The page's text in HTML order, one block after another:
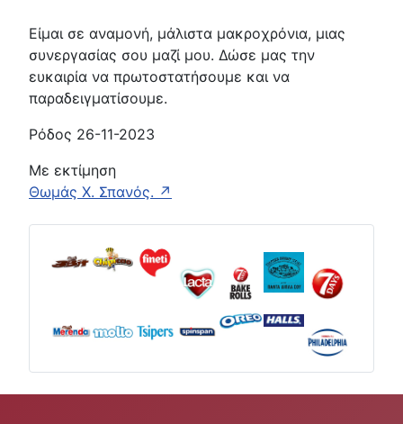
Είμαι σε αναμονή, μάλιστα μακροχρόνια, μιας
συνεργασίας σου μαζί μου. Δώσε μας την
ευκαιρία να πρωτοστατήσουμε και να
παραδειγματίσουμε.
Ρόδος 26-11-2023
Με εκτίμηση
Θωμάς Χ. Σπανός. ↗